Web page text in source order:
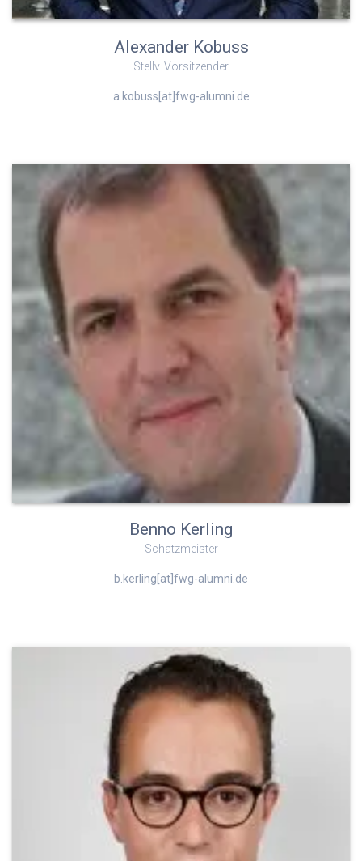
Alexander Kobuss
Stellv. Vorsitzender
a.kobuss[at]fwg-alumni.de
Benno Kerling
Schatzmeister
b.kerling[at]fwg-alumni.de